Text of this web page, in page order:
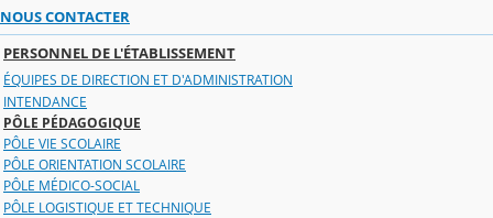
NOUS CONTACTER
PERSONNEL DE L'ÉTABLISSEMENT
ÉQUIPES DE DIRECTION ET D'ADMINISTRATION
INTENDANCE
PÔLE PÉDAGOGIQUE
PÔLE VIE SCOLAIRE
PÔLE ORIENTATION SCOLAIRE
PÔLE MÉDICO-SOCIAL
PÔLE LOGISTIQUE ET TECHNIQUE